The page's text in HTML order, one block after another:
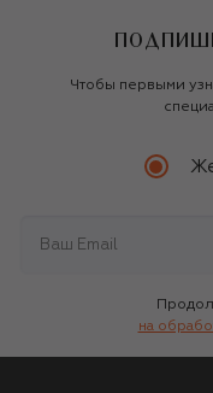
Чтобы первыми
на